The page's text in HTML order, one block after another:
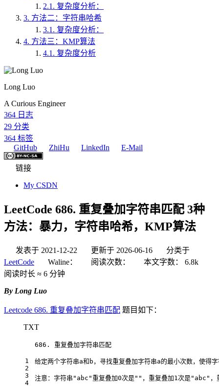
2.1. 复杂度分析：
3. 方法二：字符串哈希
3.1. 复杂度分析：
4. 方法三：KMP算法
4.1. 复杂度分析
Long Luo
A Curious Engineer
364 日志
29 分类
364 标签
GitHub
ZhiHu LinkedIn E-Mail
链接
My CSDN
LeetCode 686. 重复叠加字符串匹配 3种
方法：暴力，字符串哈希，KMP算法
发表于 2021-12-22 更新于 2026-06-16
分类于
LeetCode
Waline： 阅读次数： 本文字数：
6.8k
阅读时长 ≈ 6 分钟
By Long Luo
Leetcode 686. 重复叠加字符串匹配 题目如下：
TXT
1
2
3
4
686. 重复叠加字符串匹配
给定两个字符串a和b，寻找重复叠加字符串a的最小次数，使得
注意：字符串"abc"重复叠加0次是""，重复叠加1次是"abc"